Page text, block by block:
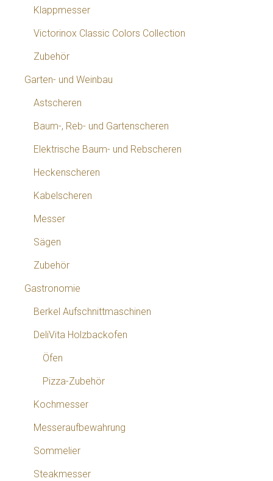
Klappmesser
Victorinox Classic Colors Collection
Zubehör
Garten- und Weinbau
Astscheren
Baum-, Reb- und Gartenscheren
Elektrische Baum- und Rebscheren
Heckenscheren
Kabelscheren
Messer
Sägen
Zubehör
Gastronomie
Berkel Aufschnittmaschinen
DeliVita Holzbackofen
Öfen
Pizza-Zubehör
Kochmesser
Messeraufbewahrung
Sommelier
Steakmesser